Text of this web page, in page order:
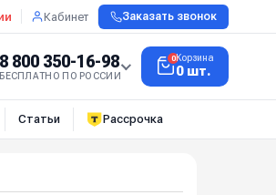
Кабинет Заказать звонок
8 800 350-16-98
БЕСПЛАТНО ПО РОССИИ
0Корзина
0 шт.
Статьи Рассрочка